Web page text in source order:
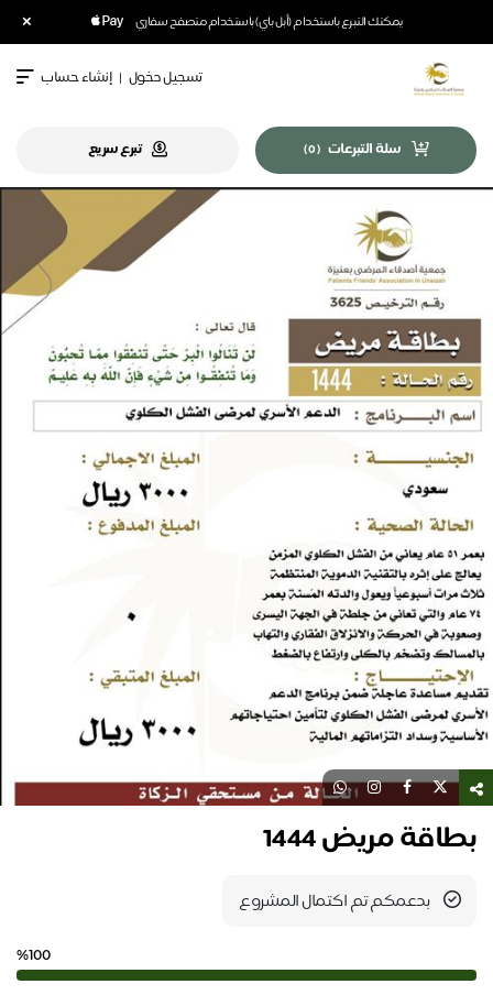
يمكنك التبرع باستخدام (أبل باي) باستخدام متصفح سفاري ×
تسجيل دخول | إنشاء حساب
سلة التبرعات (
0
) تبرع سريع
بطاقة مريض 1444
بدعمكم تم اكتمال المشروع
%100